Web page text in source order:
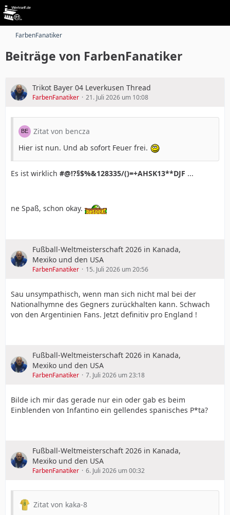
FarbenFanatiker
Beiträge von FarbenFanatiker
Trikot Bayer 04 Leverkusen Thread
FarbenFanatiker 21. Juli 2026 um 10:08
Zitat von bencza
Hier ist nun. Und ab sofort Feuer frei.
Es ist wirklich #@!?§$%&128335/()=+AHSK13**DJF ...
ne Spaß, schon okay.
Fußball-Weltmeisterschaft 2026 in Kanada,
Mexiko und den USA
FarbenFanatiker 15. Juli 2026 um 20:56
Sau unsympathisch, wenn man sich nicht mal bei der
Nationalhymne des Gegners zurückhalten kann. Schwach
von den Argentinien Fans. Jetzt definitiv pro England !
Fußball-Weltmeisterschaft 2026 in Kanada,
Mexiko und den USA
FarbenFanatiker 7. Juli 2026 um 23:18
Bilde ich mir das gerade nur ein oder gab es beim
Einblenden von Infantino ein gellendes spanisches P*ta?
Fußball-Weltmeisterschaft 2026 in Kanada,
Mexiko und den USA
FarbenFanatiker 6. Juli 2026 um 00:32
Zitat von kaka-8